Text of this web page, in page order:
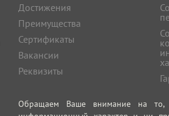
Достижения
Преимущества
Сертификаты
Вакансии
Реквизиты
Обращаем Ваше внимание на то,